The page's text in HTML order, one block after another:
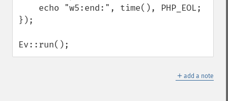
});
Ev::run();
＋ add a note